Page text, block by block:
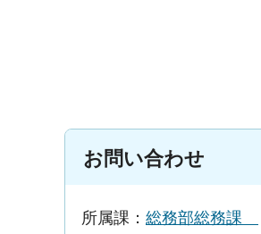
お問い合わせ
所属課： 総務部総務課